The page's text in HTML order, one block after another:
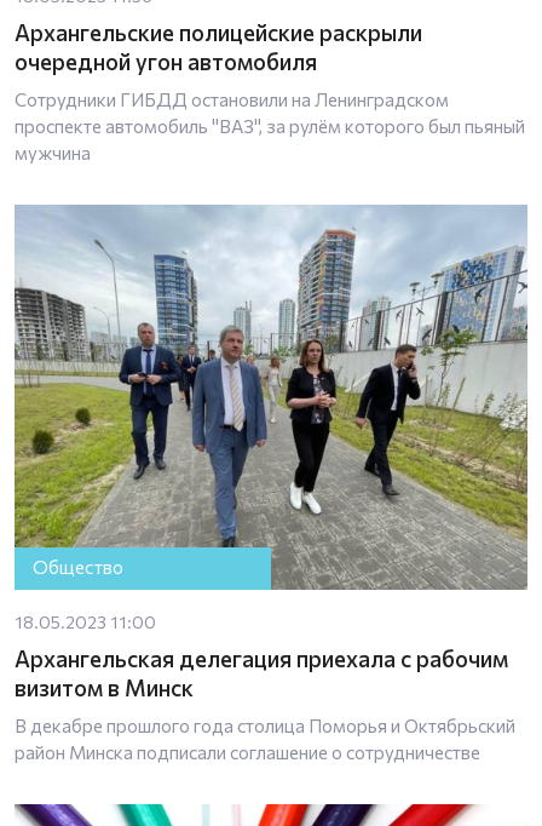
Архангельские полицейские раскрыли
очередной угон автомобиля
Сотрудники ГИБДД остановили на Ленинградском
проспекте автомобиль "ВАЗ", за рулём которого был пьяный
мужчина
Общество
18.05.2023 11:00
Архангельская делегация приехала с рабочим
визитом в Минск
В декабре прошлого года столица Поморья и Октябрьский
район Минска подписали соглашение о сотрудничестве